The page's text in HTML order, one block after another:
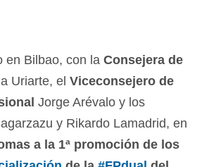
en Bilbao, con la Consejera de
Uriarte, el Viceconsejero de
Jorge Arévalo y los
y Rikardo Lamadrid, en
a la 1ª promoción de los